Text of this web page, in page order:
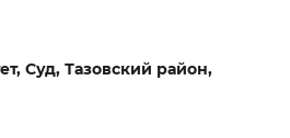
Суд, Тазовский район,